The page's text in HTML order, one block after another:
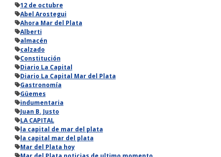
12 de octubre
Abel Arostegui
Ahora Mar del Plata
Alberti
almacén
calzado
Constitución
Diario La Capital
Diario La Capital Mar del Plata
Gastronomía
Güemes
indumentaria
Juan B. Justo
LA CAPITAL
la capital de mar del plata
la capital mar del plata
Mar del Plata hoy